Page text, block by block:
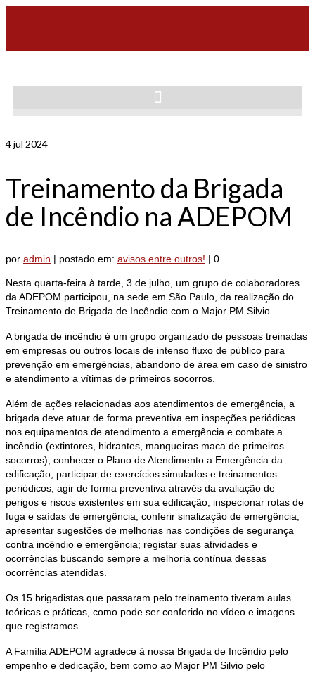
4jul 2024
Treinamento da Brigada
de Incêndio na ADEPOM
por admin | postado em: avisos entre outros! | 0
Nesta quarta-feira à tarde, 3 de julho, um grupo de colaboradores
da ADEPOM participou, na sede em São Paulo, da realização do
Treinamento de Brigada de Incêndio com o Major PM Silvio.
A brigada de incêndio é um grupo organizado de pessoas treinadas
em empresas ou outros locais de intenso fluxo de público para
prevenção em emergências, abandono de área em caso de sinistro
e atendimento a vítimas de primeiros socorros.
Além de ações relacionadas aos atendimentos de emergência, a
brigada deve atuar de forma preventiva em inspeções periódicas
nos equipamentos de atendimento a emergência e combate a
incêndio (extintores, hidrantes, mangueiras maca de primeiros
socorros); conhecer o Plano de Atendimento a Emergência da
edificação; participar de exercícios simulados e treinamentos
periódicos; agir de forma preventiva através da avaliação de
perigos e riscos existentes em sua edificação; inspecionar rotas de
fuga e saídas de emergência; conferir sinalização de emergência;
apresentar sugestões de melhorias nas condições de segurança
contra incêndio e emergência; registar suas atividades e
ocorrências buscando sempre a melhoria contínua dessas
ocorrências atendidas.
Os 15 brigadistas que passaram pelo treinamento tiveram aulas
teóricas e práticas, como pode ser conferido no vídeo e imagens
que registramos.
A Família ADEPOM agradece à nossa Brigada de Incêndio pelo
empenho e dedicação, bem como ao Major PM Silvio pelo